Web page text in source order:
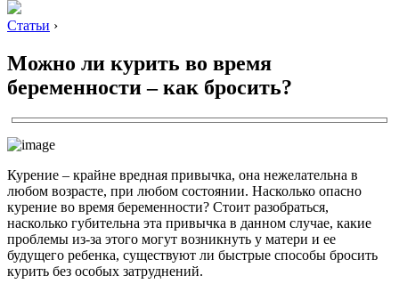
Статьи ›
Можно ли курить во время
беременности – как бросить?
Курение – крайне вредная привычка, она нежелательна в
любом возрасте, при любом состоянии. Насколько опасно
курение во время беременности? Стоит разобраться,
насколько губительна эта привычка в данном случае, какие
проблемы из-за этого могут возникнуть у матери и ее
будущего ребенка, существуют ли быстрые способы бросить
курить без особых затруднений.